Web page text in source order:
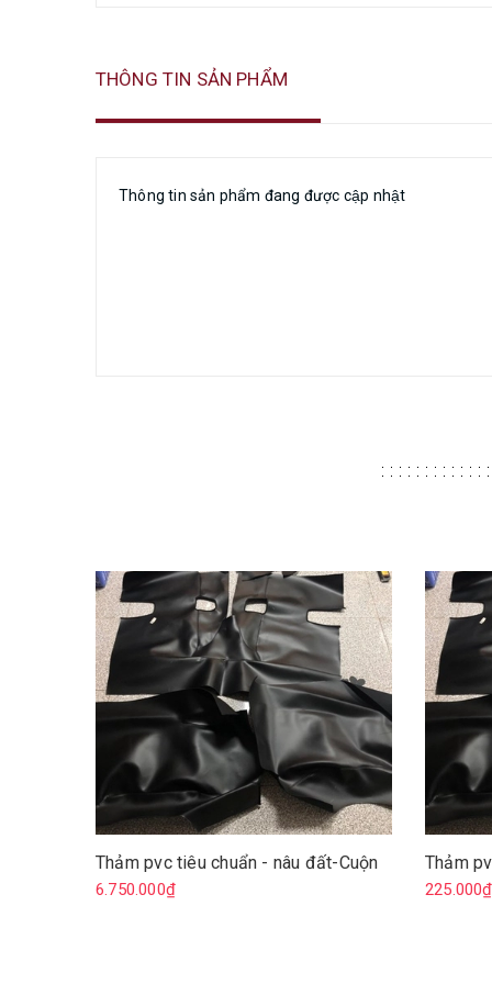
THÔNG TIN SẢN PHẨM
Thông tin sản phẩm đang được cập nhật
Thảm pvc tiêu chuẩn - nâu đất-Cuộn
6.750.000₫
Thảm
225.000₫